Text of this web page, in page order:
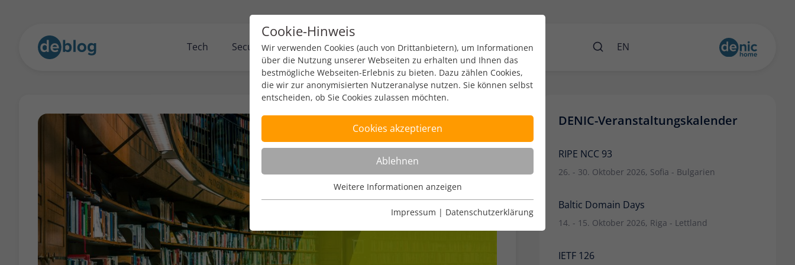
Tech Security Policy Zahlen & Fakten Engagement Events EN
DENIC-Veranstaltungskalender
RIPE NCC 93
26. - 30. Oktober 2026, Sofia - Bulgarien
Baltic Domain Days
14. - 15. Oktober 2026, Riga - Lettland
IETF 126
Cookie-Hinweis
Wir verwenden Cookies (auch von Drittanbietern), um Informationen
über die Nutzung unserer Webseiten zu erhalten und Ihnen das
bestmögliche Webseiten-Erlebnis zu bieten. Dazu zählen Cookies,
die wir zur anonymisierten Nutzeranalyse nutzen. Sie können selbst
entscheiden, ob Sie Cookies zulassen möchten.
Cookies akzeptieren
Ablehnen
Nutzungsanalyse
Cookies zur Nutzungsanalyse ermöglichen es uns zu analysieren,
Name
Weitere Informationen anzeigen
Impressum | Datenschutzerklärung